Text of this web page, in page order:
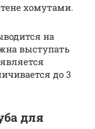
хомутами.
на
выступать
до 3
для